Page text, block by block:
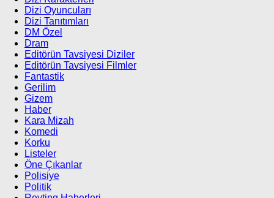
Dizi Oyuncuları
Dizi Tanıtımları
DM Özel
Dram
Editörün Tavsiyesi Diziler
Editörün Tavsiyesi Filmler
Fantastik
Gerilim
Gizem
Haber
Kara Mizah
Komedi
Korku
Listeler
Öne Çıkanlar
Polisiye
Politik